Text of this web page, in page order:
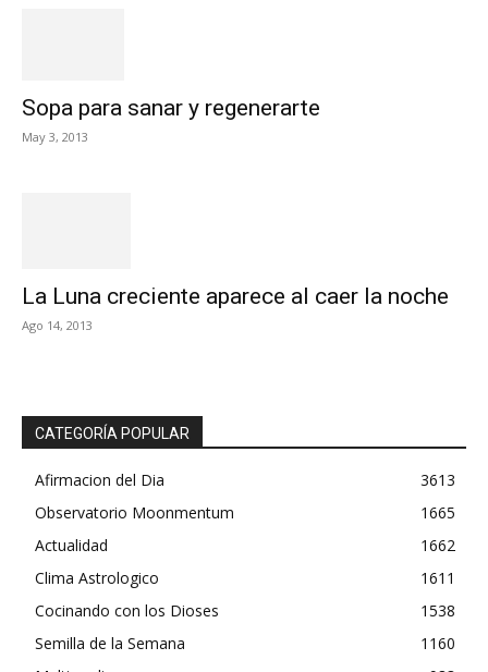
Sopa para sanar y regenerarte
May 3, 2013
La Luna creciente aparece al caer la noche
Ago 14, 2013
CATEGORÍA POPULAR
Afirmacion del Dia
3613
Observatorio Moonmentum
1665
Actualidad
1662
Clima Astrologico
1611
Cocinando con los Dioses
1538
Semilla de la Semana
1160